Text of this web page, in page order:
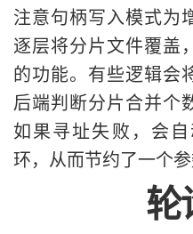
        async
while
注意句柄写入模式为
逐层将分片文件覆盖
的功能。有些逻辑会
后端判断分片合并个
如果寻址失败，会
环，从而节约了一个参
轮